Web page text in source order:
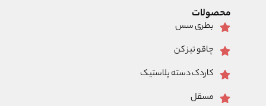
محصولات
بطری سس
چاقو تیز کن
کاردک دسته پلاستیک
مسقل